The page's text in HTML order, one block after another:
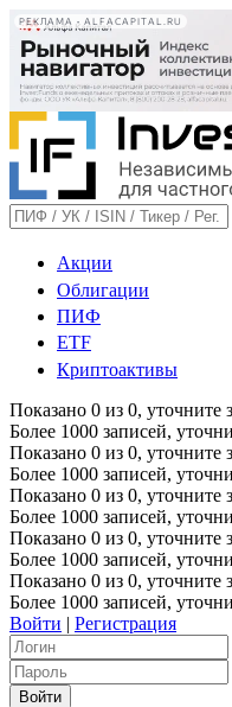
РЕКЛАМА • ALFACAPITAL.RU
Акции
Облигации
ПИФ
ETF
Криптоактивы
Показано 0 из 0, уточните
Более 1000 записей,
Показано 0 из 0, уточните
Более 1000 записей,
Показано 0 из 0, уточните
Более 1000 записей,
Показано 0 из 0, уточните
Более 1000 записей,
Показано 0 из 0, уточните
Более 1000 записей,
Войти | Регистрация